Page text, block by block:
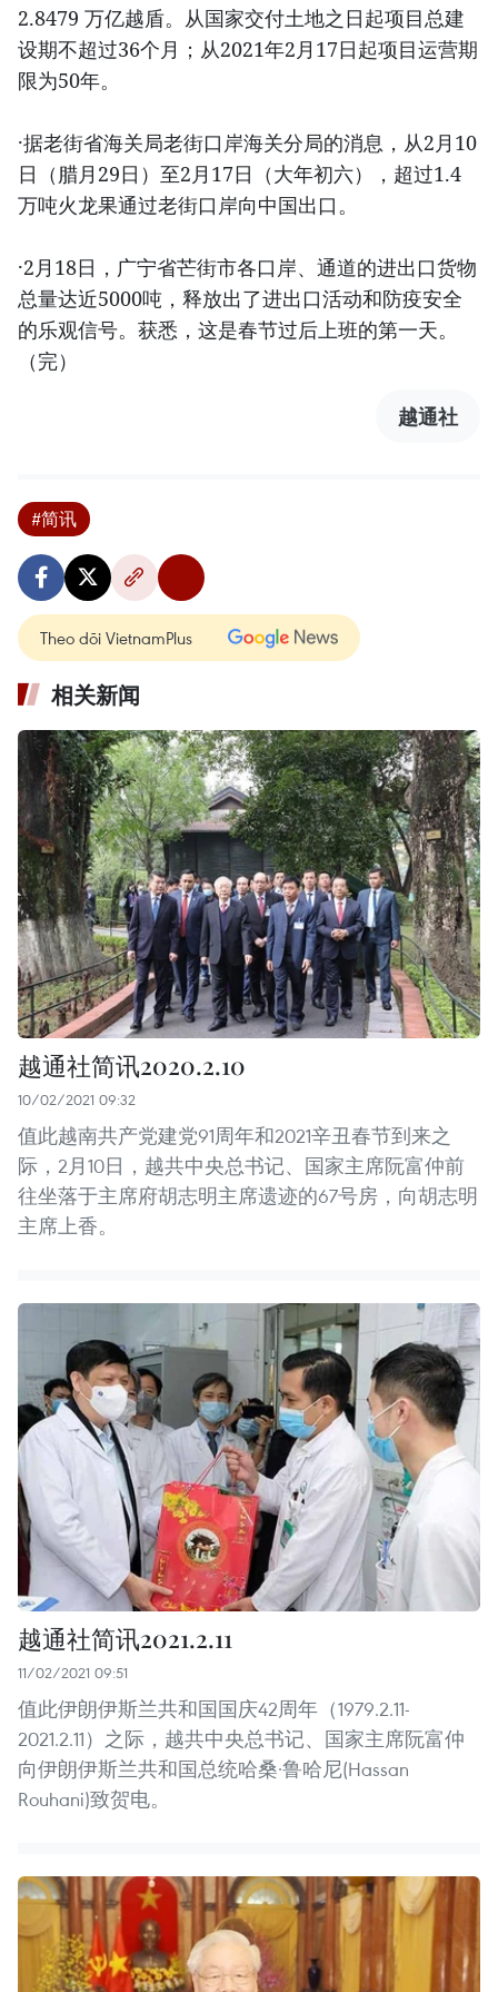
2.8479 万亿越盾。从国家交付土地之日起项目总建
设期不超过36个月；从2021年2月17日起项目运营期
限为50年。
·据老街省海关局老街口岸海关分局的消息，从2月10
日（腊月29日）至2月17日（大年初六），超过1.4
万吨火龙果通过老街口岸向中国出口。
·2月18日，广宁省芒街市各口岸、通道的进出口货物
总量达近5000吨，释放出了进出口活动和防疫安全
的乐观信号。获悉，这是春节过后上班的第一天。
（完）
越通社
#简讯
Theo dõi VietnamPlus
相关新闻
越通社简讯2020.2.10
10/02/2021 09:32
值此越南共产党建党91周年和2021辛丑春节到来之
际，2月10日，越共中央总书记、国家主席阮富仲前
往坐落于主席府胡志明主席遗迹的67号房，向胡志明
主席上香。
越通社简讯2021.2.11
11/02/2021 09:51
值此伊朗伊斯兰共和国国庆42周年（1979.2.11-
2021.2.11）之际，越共中央总书记、国家主席阮富仲
向伊朗伊斯兰共和国总统哈桑·鲁哈尼(Hassan
Rouhani)致贺电。